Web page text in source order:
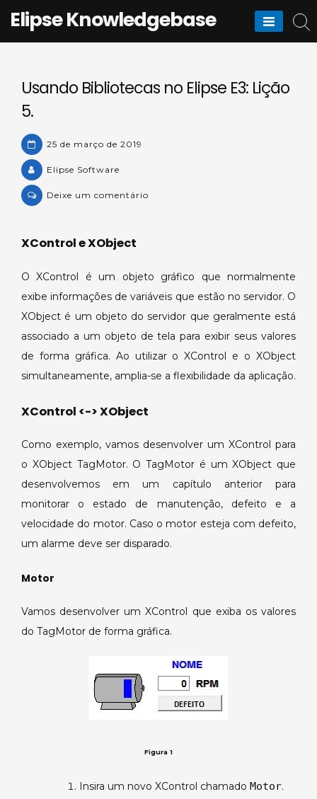
Elipse Knowledgebase
Usando Bibliotecas no Elipse E3: Lição
5.
25 de março de 2019
Elipse Software
Deixe um comentário
E3:
Lição
XControl e XObject
O XControl é um objeto gráfico que normalmente
exibe informações de variáveis que estão no servidor. O
XObject é um objeto do servidor que geralmente está
associado a um objeto de tela para exibir seus valores
de forma gráfica. Ao utilizar o XControl e o XObject
simultaneamente, amplia-se a flexibilidade da aplicação.
XControl <-> XObject
Como exemplo, vamos desenvolver um XControl para
o XObject TagMotor. O TagMotor é um XObject que
desenvolvemos em um capítulo anterior para
monitorar o estado de manutenção, defeito e a
velocidade do motor. Caso o motor esteja com defeito,
um alarme deve ser disparado.
Motor
Vamos desenvolver um XControl que exiba os valores
do TagMotor de forma gráfica.
Figura 1
Insira um novo XControl chamado Motor.